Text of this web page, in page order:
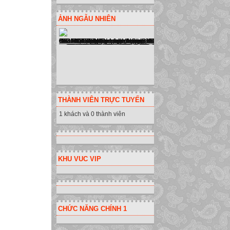
ẢNH NGẪU NHIÊN
THÀNH VIÊN TRỰC TUYẾN
1 khách và 0 thành viên
KHU VUC VIP
CHỨC NĂNG CHÍNH 1